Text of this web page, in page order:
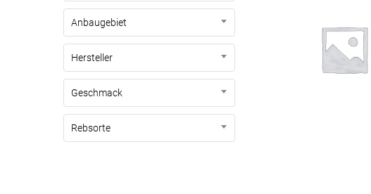
Anbaugebiet
Hersteller
Geschmack
Rebsorte